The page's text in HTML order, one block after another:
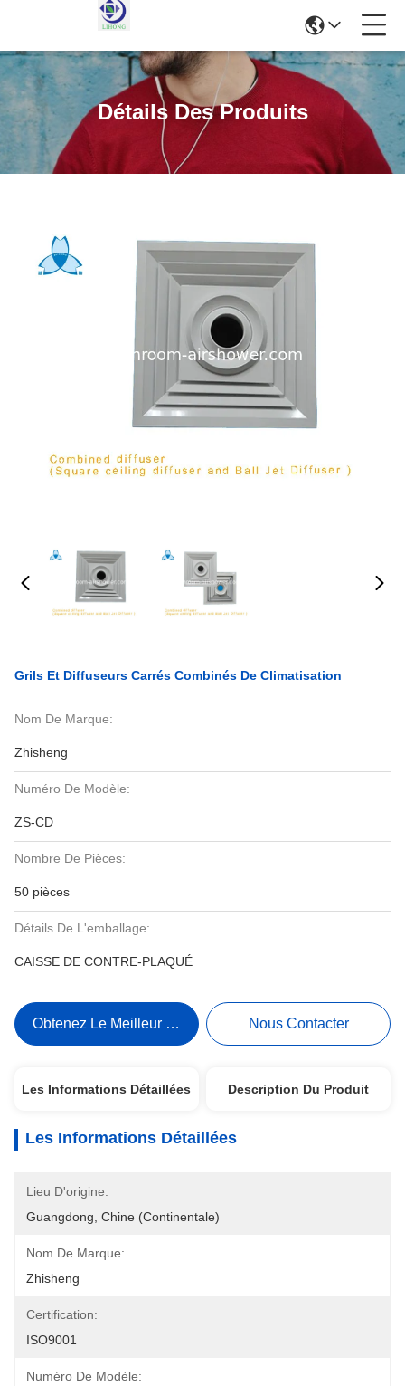
Détails Des Produits
Grils Et Diffuseurs Carrés Combinés De Climatisation
Nom De Marque:
Zhisheng
Numéro De Modèle:
ZS-CD
Nombre De Pièces:
50 pièces
Détails De L'emballage:
CAISSE DE CONTRE-PLAQUÉ
Obtenez Le Meilleur Prix Nous Contacter
Les Informations Détaillées Description Du Produit
Les Informations Détaillées
Lieu D'origine:
Guangdong, Chine (continentale)
Nom De Marque:
Zhisheng
Certification:
ISO9001
Numéro De Modèle: